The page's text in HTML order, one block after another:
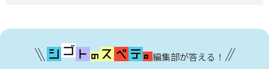
編集部が答える！